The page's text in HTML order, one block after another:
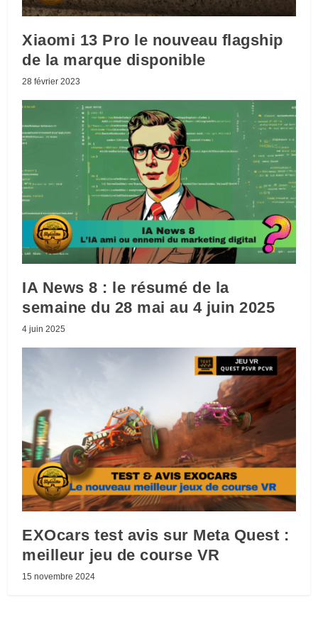
Xiaomi 13 Pro le nouveau flagship
de la marque disponible
28 février 2023
IA News 8 : le résumé de la
semaine du 28 mai au 4 juin 2025
4 juin 2025
EXOcars test avis sur Meta Quest :
meilleur jeu de course VR
15 novembre 2024